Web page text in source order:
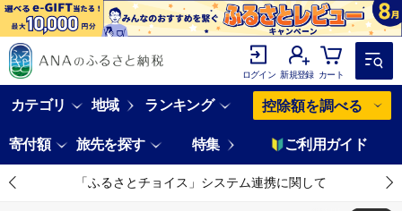
ログイン 新規登録 カート
カテゴリ 地域 ランキング 控除額を調べる
寄付額 旅先を探す 特集 ご利用ガイド
「ふるさとチョイス」システム連携に関して